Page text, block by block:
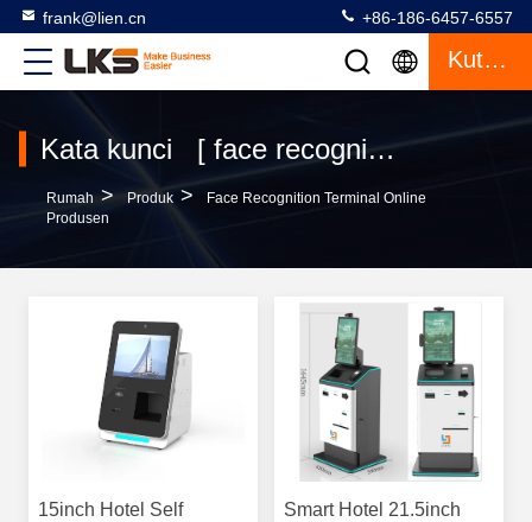
frank@lien.cn +86-186-6457-6557
Kutipan
Kata kunci [ face recognition terminal ] Cocok 20 Produk
Rumah > Produk >
Face Recognition Terminal Online
Produsen
15inch Hotel Self
Smart Hotel 21.5inch